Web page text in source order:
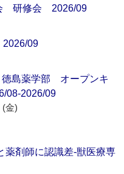
研修会 2026/09
09
島薬学部 オープンキ
08-2026/09
(金)
薬剤師に認識差‐獣医療専